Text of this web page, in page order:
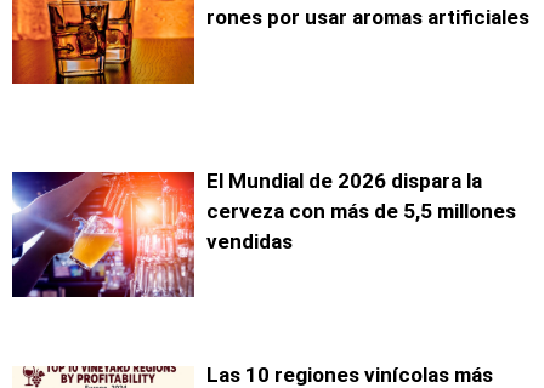
rones por usar aromas artificiales
El Mundial de 2026 dispara la
cerveza con más de 5,5 millones
vendidas
Las 10 regiones vinícolas más